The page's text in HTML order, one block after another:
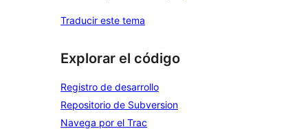
Traducir este tema
Explorar el código
Registro de desarrollo
Repositorio de Subversion
Navega por el Trac